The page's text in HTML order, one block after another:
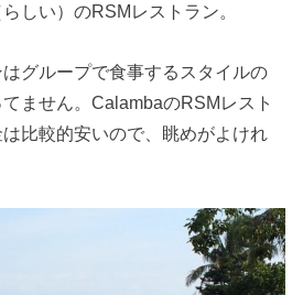
しい）のRSMレストラン。
グループで食事するスタイルの
ません。CalambaのRSMレスト
比較的安いので、眺めがよけれ